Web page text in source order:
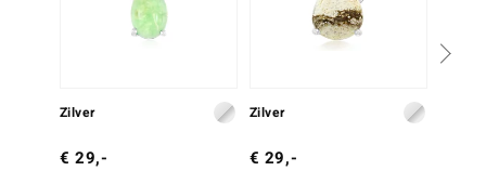
Zilver
€ 29,-
Zilver
€ 29,-